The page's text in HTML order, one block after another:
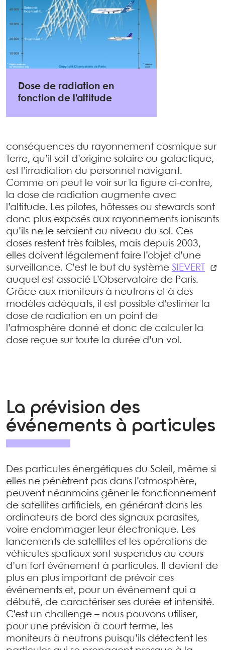
Dose de radiation en
fonction de l’altitude
conséquences du rayonnement cosmique sur
Terre, qu’il soit d’origine solaire ou galactique,
est l’irradiation du personnel navigant.
Comme on peut le voir sur la figure ci-contre,
la dose de radiation augmente avec
l’altitude. Les pilotes, hôtesses ou stewards sont
donc plus exposés aux rayonnements ionisants
qu’ils ne le seraient au niveau du sol. Ces
doses restent très faibles, mais depuis 2003,
elles doivent légalement faire l’objet d’une
surveillance. C’est le but du système SIEVERT
auquel est associé L’Observatoire de Paris.
Grâce aux moniteurs à neutrons et à des
modèles adéquats, il est possible d’estimer la
dose de radiation en un point de
l’atmosphère donné et donc de calculer la
dose reçue sur toute la durée d’un vol.
La prévision des
événements à particules
Des particules énergétiques du Soleil, même si
elles ne pénètrent pas dans l’atmosphère,
peuvent néanmoins gêner le fonctionnement
de satellites artificiels, en générant dans les
ordinateurs de bord des signaux parasites,
voire endommager leur électronique. Les
lancements de satellites et les opérations de
véhicules spatiaux sont suspendus au cours
d’un fort événement à particules. Il devient de
plus en plus important de prévoir ces
événements et, pour un événement qui a
débuté, de caractériser ses durée et intensité.
C’est un challenge – nous pouvons utiliser,
pour une prévision à court terme, les
moniteurs à neutrons puisqu’ils détectent les